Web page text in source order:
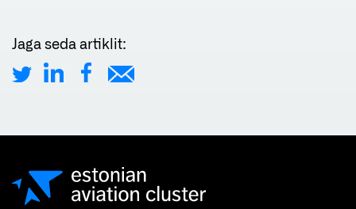
Jaga seda artiklit: